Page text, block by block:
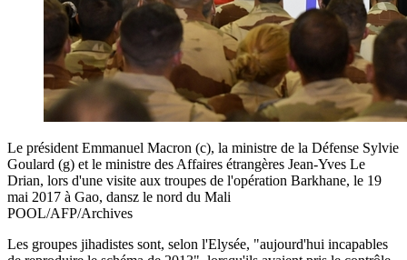
Le président Emmanuel Macron (c), la ministre de la Défense Sylvie
Goulard (g) et le ministre des Affaires étrangères Jean-Yves Le
Drian, lors d'une visite aux troupes de l'opération Barkhane, le 19
mai 2017 à Gao, dansz le nord du Mali
POOL/AFP/Archives
Les groupes jihadistes sont, selon l'Elysée, "aujourd'hui incapables